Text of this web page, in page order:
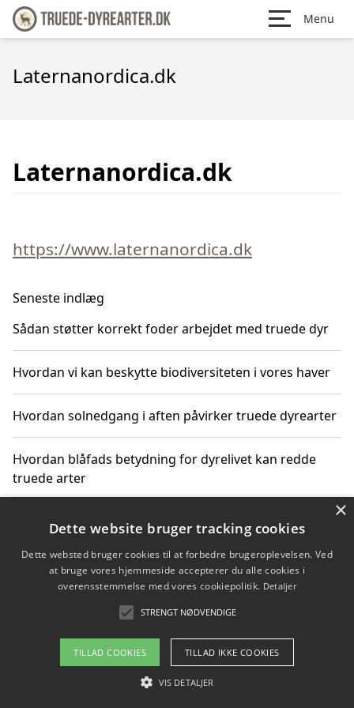
Menu
Laternanordica.dk
Laternanordica.dk
https://www.laternanordica.dk
Seneste indlæg
Sådan støtter korrekt foder arbejdet med truede dyr
Hvordan vi kan beskytte biodiversiteten i vores haver
Hvordan solnedgang i aften påvirker truede dyrearter
Hvordan blåfads betydning for dyrelivet kan redde
truede arter
Hvordan kan gaver til unge voksne støtte bevarelsen
Copyright 2026 - Pilanto Aps
Om / kontakt
Blog Betingelser
×
Dette website bruger tracking cookies
Dette websted bruger cookies til at forbedre brugeroplevelsen. Ved
at bruge vores hjemmeside accepterer du alle cookies i
overensstemmelse med vores cookiepolitik. Detaljer
STRENGT NØDVENDIGE
TILLAD COOKIES TILLAD IKKE COOKIES
VIS DETALJER